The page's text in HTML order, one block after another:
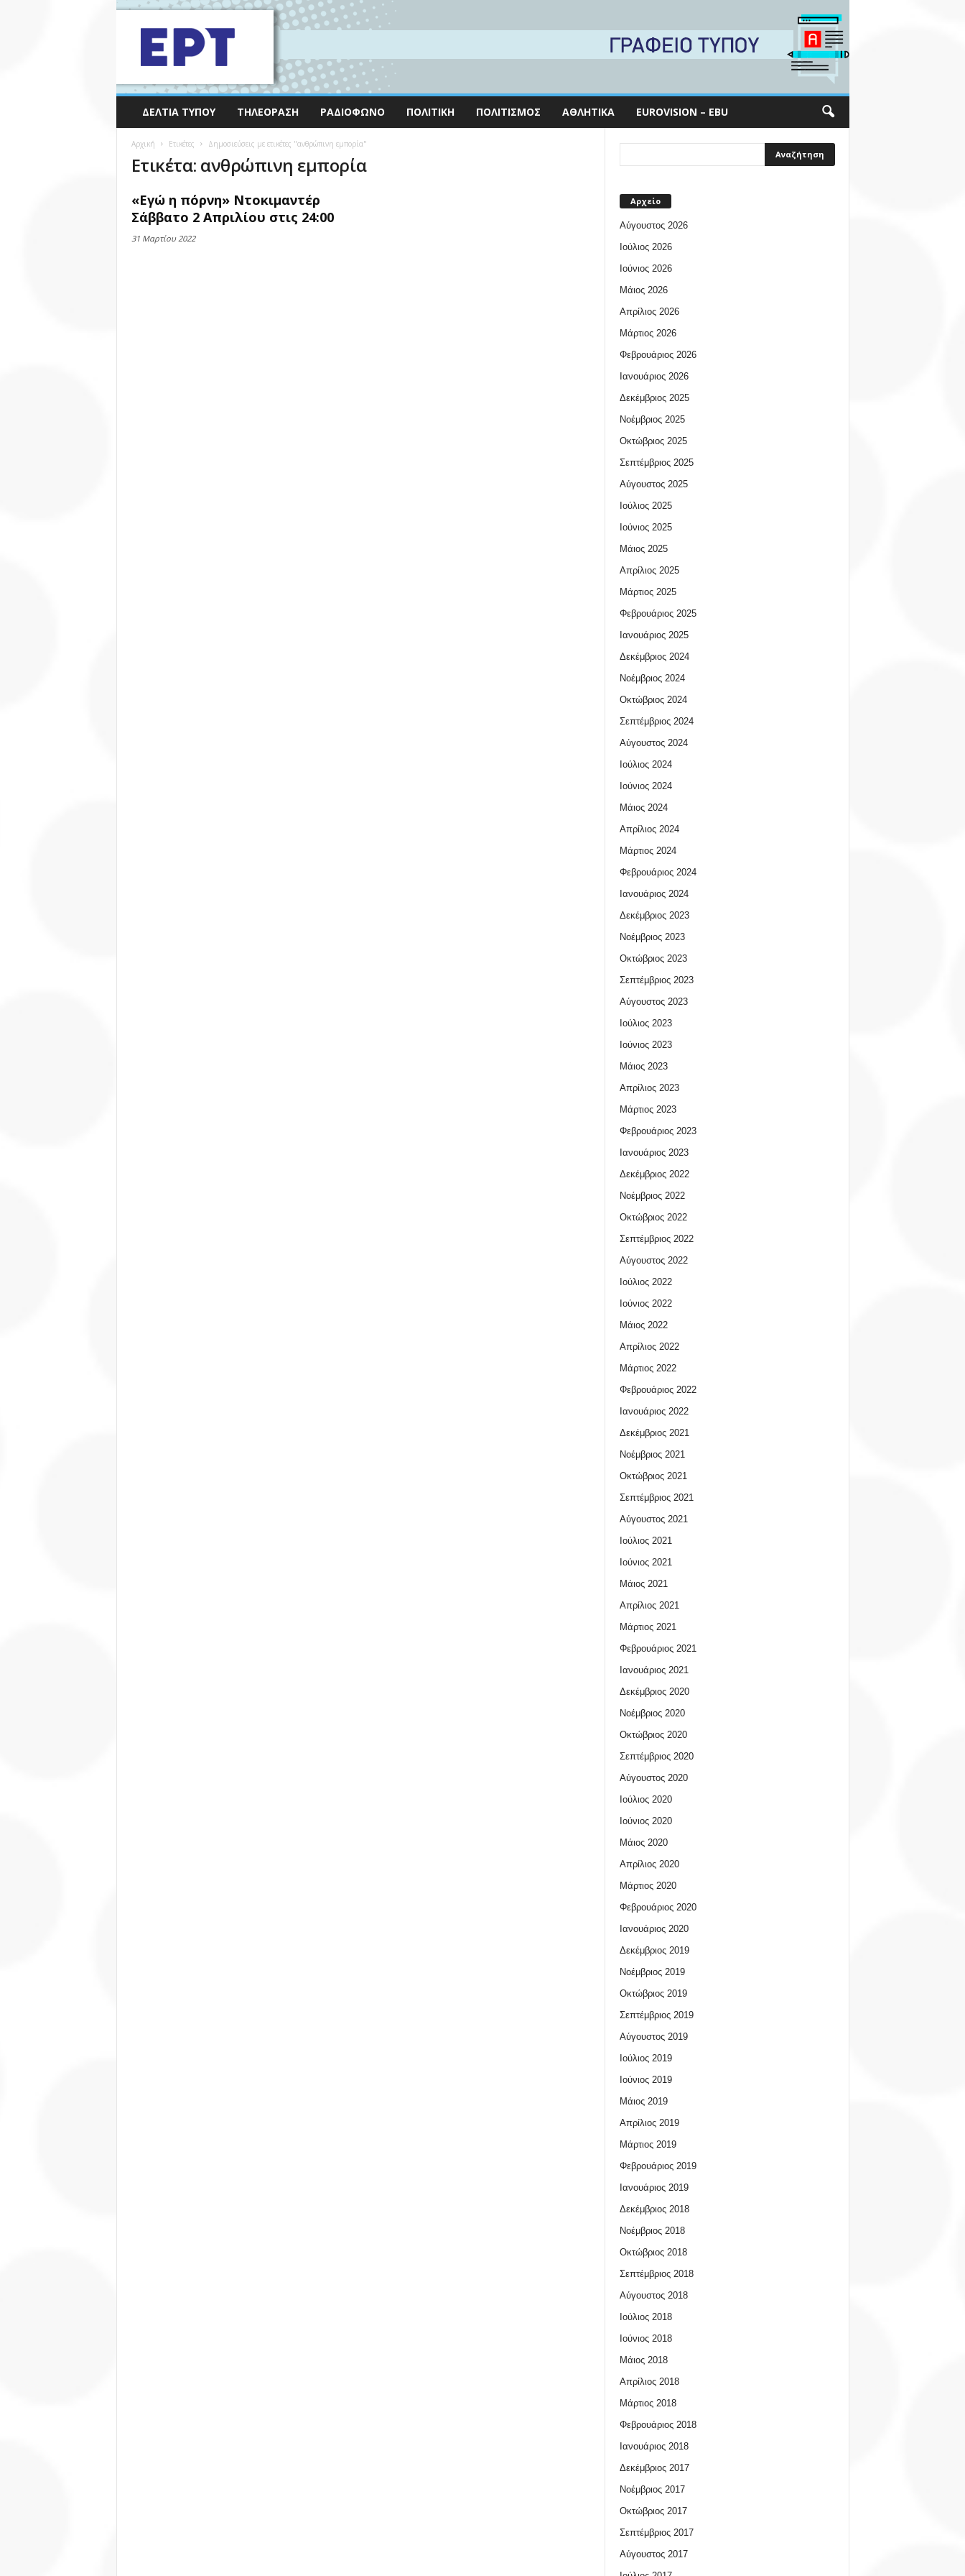
ΔΕΛΤΊΑ ΤΎΠΟΥ ΤΗΛΕΌΡΑΣΗ ΡΑΔΙΌΦΩΝΟ ΠΟΛΙΤΙΚΉ ΠΟΛΙΤΙΣΜΌΣ ΑΘΛΗΤΙΚΆ EUROVISION – EBU
Αρχική Ετικέτες Δημοσιεύσεις με ετικέτες "ανθρώπινη εμπορία"
Ετικέτα: ανθρώπινη εμπορία
«Εγώ η πόρνη» Ντοκιμαντέρ
Σάββατο 2 Απριλίου στις 24:00
31 Μαρτίου 2022
Αρχείο
Αύγουστος 2026
Ιούλιος 2026
Ιούνιος 2026
Μάιος 2026
Απρίλιος 2026
Μάρτιος 2026
Φεβρουάριος 2026
Ιανουάριος 2026
Δεκέμβριος 2025
Νοέμβριος 2025
Οκτώβριος 2025
Σεπτέμβριος 2025
Αύγουστος 2025
Ιούλιος 2025
Ιούνιος 2025
Μάιος 2025
Απρίλιος 2025
Μάρτιος 2025
Φεβρουάριος 2025
Ιανουάριος 2025
Δεκέμβριος 2024
Νοέμβριος 2024
Οκτώβριος 2024
Σεπτέμβριος 2024
Αύγουστος 2024
Ιούλιος 2024
Ιούνιος 2024
Μάιος 2024
Απρίλιος 2024
Μάρτιος 2024
Φεβρουάριος 2024
Ιανουάριος 2024
Δεκέμβριος 2023
Νοέμβριος 2023
Οκτώβριος 2023
Σεπτέμβριος 2023
Αύγουστος 2023
Ιούλιος 2023
Ιούνιος 2023
Μάιος 2023
Απρίλιος 2023
Μάρτιος 2023
Φεβρουάριος 2023
Ιανουάριος 2023
Δεκέμβριος 2022
Νοέμβριος 2022
Οκτώβριος 2022
Σεπτέμβριος 2022
Αύγουστος 2022
Ιούλιος 2022
Ιούνιος 2022
Μάιος 2022
Απρίλιος 2022
Μάρτιος 2022
Φεβρουάριος 2022
Ιανουάριος 2022
Δεκέμβριος 2021
Νοέμβριος 2021
Οκτώβριος 2021
Σεπτέμβριος 2021
Αύγουστος 2021
Ιούλιος 2021
Ιούνιος 2021
Μάιος 2021
Απρίλιος 2021
Μάρτιος 2021
Φεβρουάριος 2021
Ιανουάριος 2021
Δεκέμβριος 2020
Νοέμβριος 2020
Οκτώβριος 2020
Σεπτέμβριος 2020
Αύγουστος 2020
Ιούλιος 2020
Ιούνιος 2020
Μάιος 2020
Απρίλιος 2020
Μάρτιος 2020
Φεβρουάριος 2020
Ιανουάριος 2020
Δεκέμβριος 2019
Νοέμβριος 2019
Οκτώβριος 2019
Σεπτέμβριος 2019
Αύγουστος 2019
Ιούλιος 2019
Ιούνιος 2019
Μάιος 2019
Απρίλιος 2019
Μάρτιος 2019
Φεβρουάριος 2019
Ιανουάριος 2019
Δεκέμβριος 2018
Νοέμβριος 2018
Οκτώβριος 2018
Σεπτέμβριος 2018
Αύγουστος 2018
Ιούλιος 2018
Ιούνιος 2018
Μάιος 2018
Απρίλιος 2018
Μάρτιος 2018
Φεβρουάριος 2018
Ιανουάριος 2018
Δεκέμβριος 2017
Νοέμβριος 2017
Οκτώβριος 2017
Σεπτέμβριος 2017
Αύγουστος 2017